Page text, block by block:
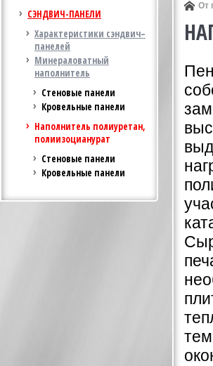
СЭНДВИЧ-ПАНЕЛИ
Характеристики сэндвич–
панелей
Минераловатный
наполнитель
Стеновые панели
Кровельные панели
Наполнитель полиуретан,
полиизоцианурат
Стеновые панели
Кровельные панели
От